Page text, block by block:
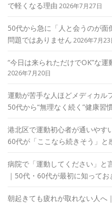
で軽くなる理由 2026年7月27日
50代から急に「人と会うのが面
問題ではありません 2026年7月23
“今日は来られただけでOK”な
2026年7月20日
運動が苦手な人ほどメディカル
50代から“無理なく続く”健康習
港北区で運動初心者が通いやす
60代が「ここなら続きそう」と
病院で「運動してください」と
｜50代・60代が最初に知ってお
朝起きても疲れが取れない人へ